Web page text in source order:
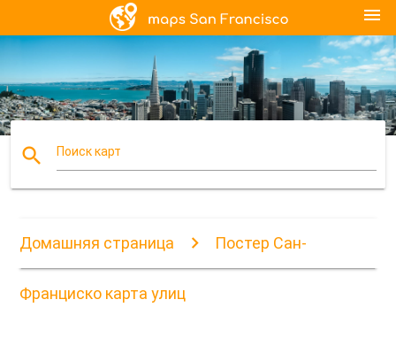
menu
search Поиск карт
Домашняя страница Постер Сан-
Франциско карта улиц